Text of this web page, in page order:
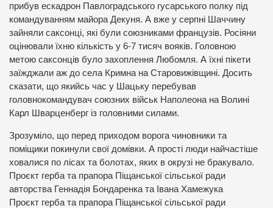
прибув ескадрон Павлоградського гусарського полку під
командуванням майора Декуня. А вже у серпні Шаччину
зайняли саксонці, які були союзниками французів. Росіяни
оцінювали їхню кількість у 6-7 тисяч вояків. Головною
метою саксонців було захоплення Любомля. А їхні пікети
заїжджали аж до села Кримна на Старовижівщині. Досить
сказати, що якийсь час у Шацьку перебував
головнокомандувач союзних військ Наполеона на Волині
Карл Шварценберг із головними силами.
Зрозуміло, що перед приходом ворога чиновники та
поміщики покинули свої домівки. А прості люди найчастіше
ховалися по лісах та болотах, яких в окрузі не бракувало.
Проєкт герба та прапора Піщанської сільської ради
авторства Геннадія Бондаренка та Івана Хамежука
Проєкт герба та прапора Піщанської сільської ради